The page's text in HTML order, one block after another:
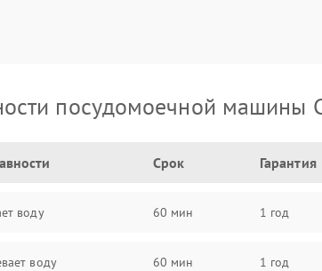
посудомоечной машины
Срок Гарантия
воду 60 мин 1 год
воду 60 мин 1 год